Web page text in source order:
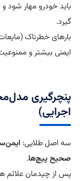
باید خودرو مهار شود
گیرد.
بارهای خطرناک
ایمنی بیشتر و
اجرایی)
سه اصل طلایی:
صحیح پیچ‌ها.
پس از چیدمان